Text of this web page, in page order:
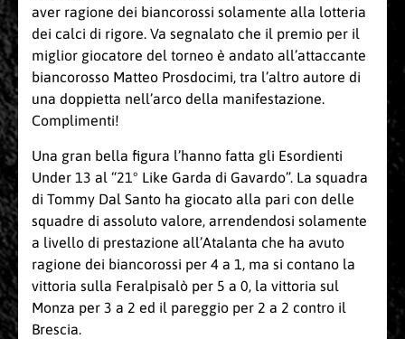
aver ragione dei biancorossi solamente alla lotteria
dei calci di rigore. Va segnalato che il premio per il
miglior giocatore del torneo è andato all’attaccante
biancorosso Matteo Prosdocimi, tra l’altro autore di
una doppietta nell’arco della manifestazione.
Complimenti!
Una gran bella figura l’hanno fatta gli Esordienti
Under 13 al “21° Like Garda di Gavardo”. La squadra
di Tommy Dal Santo ha giocato alla pari con delle
squadre di assoluto valore, arrendendosi solamente
a livello di prestazione all’Atalanta che ha avuto
ragione dei biancorossi per 4 a 1, ma si contano la
vittoria sulla Feralpisalò per 5 a 0, la vittoria sul
Monza per 3 a 2 ed il pareggio per 2 a 2 contro il
Brescia.